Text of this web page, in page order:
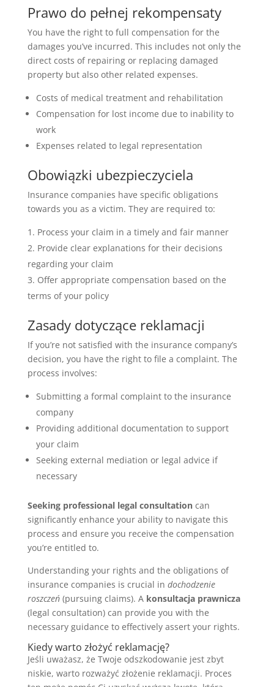
Prawo do pełnej rekompensaty
You have the right to full compensation for the
damages you’ve incurred. This includes not only the
direct costs of repairing or replacing damaged
property but also other related expenses.
Costs of medical treatment and rehabilitation
Compensation for lost income due to inability to
work
Expenses related to legal representation
Obowiązki ubezpieczyciela
Insurance companies have specific obligations
towards you as a victim. They are required to:
Process your claim in a timely and fair manner
Provide clear explanations for their decisions
regarding your claim
Offer appropriate compensation based on the
terms of your policy
Zasady dotyczące reklamacji
If you’re not satisfied with the insurance company’s
decision, you have the right to file a complaint. The
process involves:
Submitting a formal complaint to the insurance
company
Providing additional documentation to support
your claim
Seeking external mediation or legal advice if
necessary
Seeking professional legal consultationcan
significantly enhance your ability to navigate this
process and ensure you receive the compensation
you’re entitled to.
Understanding your rights and the obligations of
insurance companies is crucial in dochodzenie
roszczeń(pursuing claims). A konsultacja prawnicza
(legal consultation) can provide you with the
necessary guidance to effectively assert your rights.
Kiedy warto złożyć reklamację?
Jeśli uważasz, że Twoje odszkodowanie jest zbyt
niskie, warto rozważyć złożenie reklamacji. Proces